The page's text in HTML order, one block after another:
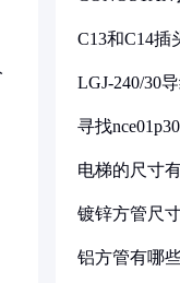
C13和C14插
LGJ-240/30
寻找
电梯的尺寸
镀锌方管尺
铝方管有哪